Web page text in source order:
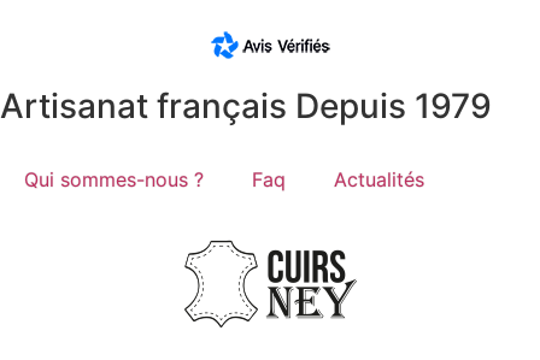
Artisanat français Depuis 1979
Qui sommes-nous ? Faq Actualités